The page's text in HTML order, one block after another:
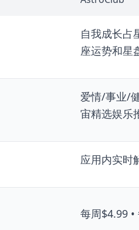
自我成长占
座运势和星
爱情/事业/
宙精选娱乐
应用内实时
每周$4.99